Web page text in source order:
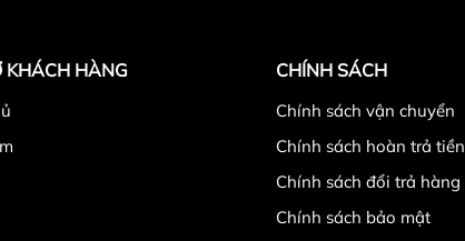
KHÁCH HÀNG CHÍNH SÁCH
Chính sách vận chuyển
Chính sách hoàn trả tiền
Chính sách đổi trả hàng
Chính sách bảo mật